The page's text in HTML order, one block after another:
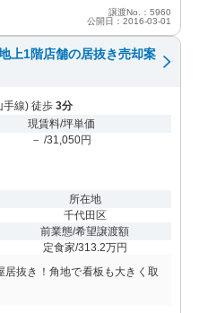
譲渡No.：5960
公開日：2016-03-01
上1階店舗の居抜き売却案
手線) 徒歩 3分
現賃料/坪単価
－ /31,050円
所在地
千代田区
前業態/希望譲渡額
定食家/313.2万円
抜き！角地で看板も大きく取